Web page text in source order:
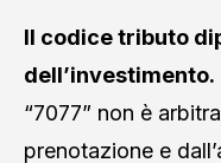
Il codice tributo
dell’investimento.
“7077” non è
prenotazione e